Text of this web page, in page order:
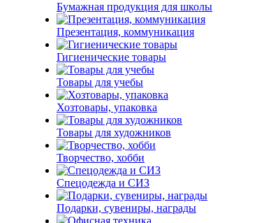
Бумажная продукция для школы
Презентация, коммуникация
Гигиенические товары
Товары для учебы
Хозтовары, упаковка
Товары для художников
Творчество, хобби
Спецодежда и СИЗ
Подарки, сувениры, награды